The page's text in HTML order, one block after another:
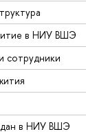
в НИУ ВШЭ
сотрудники
в НИУ ВШЭ